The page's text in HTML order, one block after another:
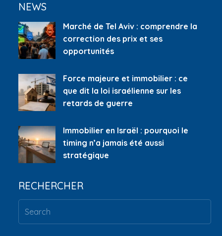
NEWS
Marché de Tel Aviv : comprendre la
correction des prix et ses
opportunités
Force majeure et immobilier : ce
que dit la loi israélienne sur les
retards de guerre
Immobilier en Israël : pourquoi le
timing n’a jamais été aussi
stratégique
RECHERCHER